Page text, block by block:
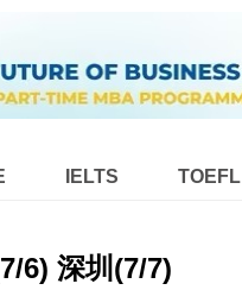
IELTS TOEFL
6) 深圳(7/7)